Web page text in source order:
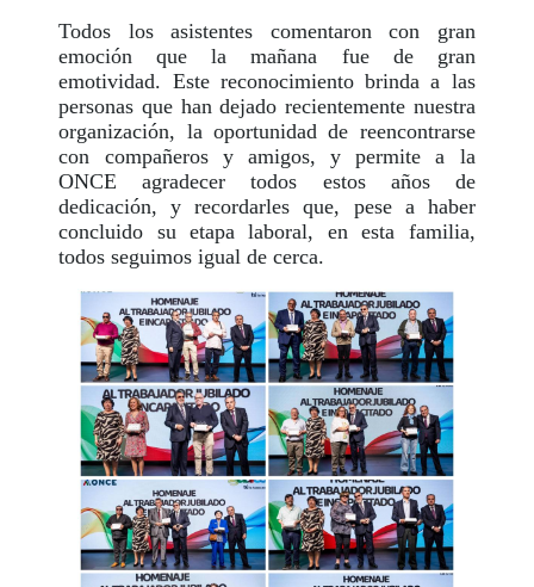
Todos los asistentes comentaron con gran
emoción que la mañana fue de gran
emotividad. Este reconocimiento brinda a las
personas que han dejado recientemente nuestra
organización, la oportunidad de reencontrarse
con compañeros y amigos, y permite a la
ONCE agradecer todos estos años de
dedicación, y recordarles que, pese a haber
concluido su etapa laboral, en esta familia,
todos seguimos igual de cerca.